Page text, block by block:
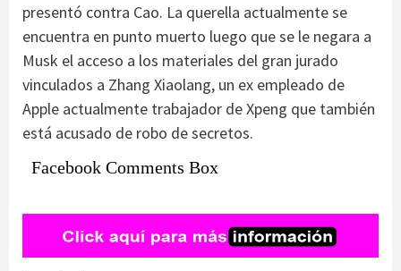
presentó contra Cao. La querella actualmente se
encuentra en punto muerto luego que se le negara a
Musk el acceso a los materiales del gran jurado
vinculados a Zhang Xiaolang, un ex empleado de
Apple actualmente trabajador de Xpeng que también
está acusado de robo de secretos.
Facebook Comments Box